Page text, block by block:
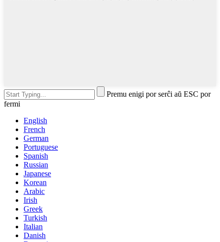
Premu enigi por serĉi aŭ ESC por
fermi
English
French
German
Portuguese
Spanish
Russian
Japanese
Korean
Arabic
Irish
Greek
Turkish
Italian
Danish